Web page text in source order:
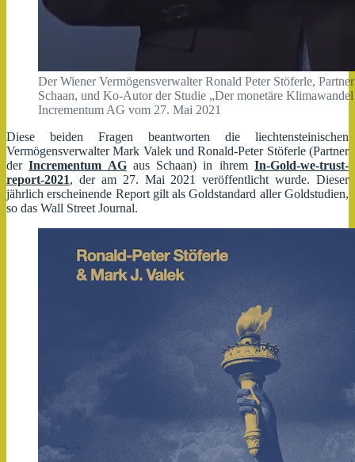
Der Wiener Vermögensverwalter Ronald Peter Stöferle,
Schaan, und Ko-Autor der Studie „Der monetäre
Incrementum AG vom 27. Mai 2021
Diese beiden Fragen beantworten die liechtensteinischen
Vermögensverwalter Mark Valek und Ronald-Peter Stöferle (Partner
derIncrementum AGaus Schaan) in ihremIn-Gold-we-trust-
report-2021, der am 27. Mai 2021 veröffentlicht wurde. Dieser
jährlich erscheinende Report gilt als Goldstandard aller Goldstudien,
so das Wall Street Journal.